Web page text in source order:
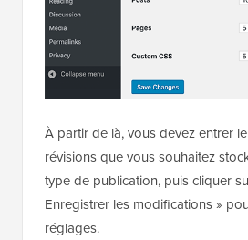
À partir de là, vous devez entrer
révisions que vous souhaitez
type de publication, puis cliquer
Enregistrer les modifications »
réglages.